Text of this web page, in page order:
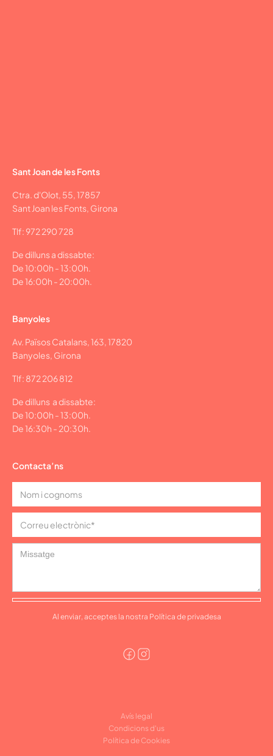
Sant Joan de les Fonts
Ctra. d'Olot, 55, 17857
Sant Joan les Fonts, Girona
Tlf: 972 290 728
De dilluns a dissabte:
De 10:00h - 13:00h.
De 16:00h - 20:00h.
Banyoles
Av. Països Catalans, 163, 17820
Banyoles, Girona
Tlf: 872 206 812
De dilluns a dissabte:
De 10:00h - 13:00h.
De 16:30h - 20:30h.
Contacta’ns
Al enviar, acceptes la nostra Política de privadesa
Avís legal
Condicions d'us
Política de Cookies